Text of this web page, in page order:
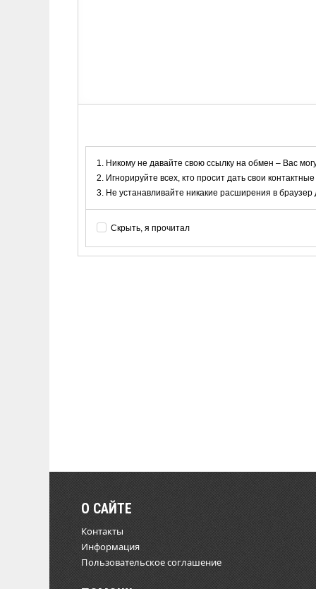
Никому не давайте свою ссылку на обмен – Вас
Игнорируйте всех, кто просит дать свои
Не устанавливайте никакие расширения в
Скрыть, я прочитал
О САЙТЕ
Контакты
Информация
Пользовательское соглашение